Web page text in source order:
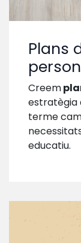
Plans
Creem
estratègia
terme
educatiu.